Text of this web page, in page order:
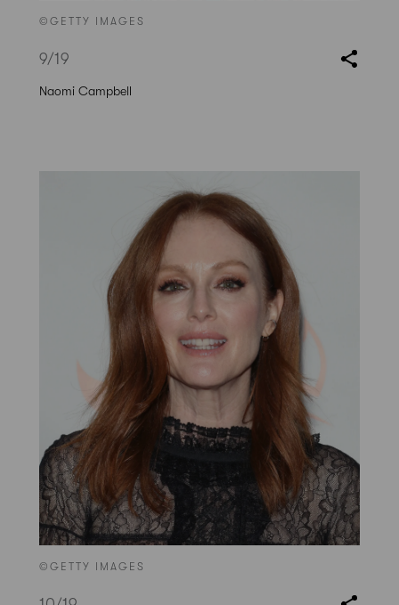
©GETTY IMAGES
9/19
Naomi Campbell
©GETTY IMAGES